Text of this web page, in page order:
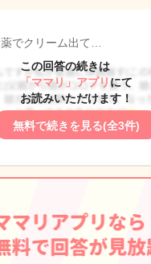
でクリーム出て…
この回答の続きは
「ママリ」アプリ にて
お読みいただけます！
無料で続きを見る(全3件)